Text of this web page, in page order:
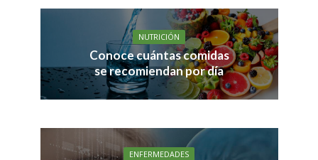
NUTRICIÓN
Conoce cuántas comidas
se recomiendan por día
ENFERMEDADES